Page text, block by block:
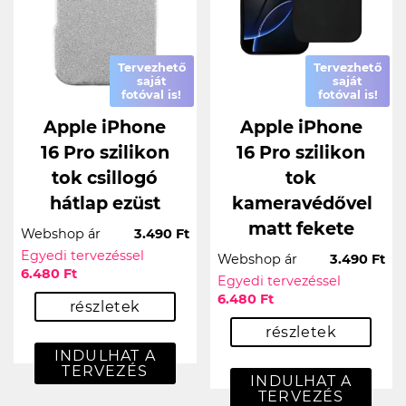
Tervezhető
saját
fotóval is!
Apple iPhone
16 Pro szilikon
tok csillogó
hátlap ezüst
Webshop ár
3.490 Ft
Egyedi tervezéssel
6.480 Ft
részletek
INDULHAT A
TERVEZÉS
Tervezhető
saját
fotóval is!
Apple iPhone
16 Pro szilikon
tok
kameravédővel
matt fekete
Webshop ár
3.490 Ft
Egyedi tervezéssel
6.480 Ft
részletek
INDULHAT A
TERVEZÉS